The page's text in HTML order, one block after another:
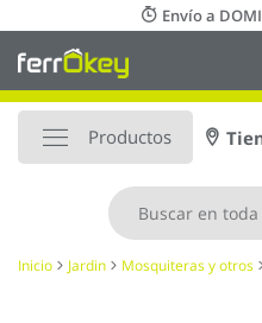
al
contenido
Envío a
Productos
Inicio Jardin Mosquiteras y otros